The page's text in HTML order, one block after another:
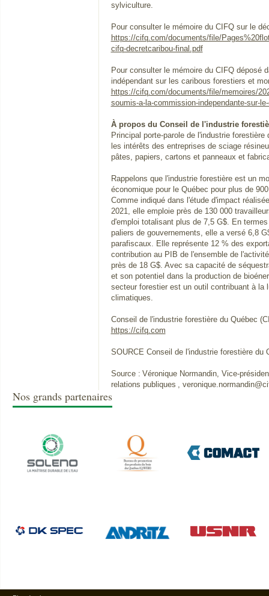
sylviculture.
Pour consulter le mémoire du CIFQ sur le
https://cifq.com/documents/file/
cifq-decretcaribou-final.pdf
Pour consulter le mémoire du CIFQ déposé
indépendant sur les caribous forestiers et
https://cifq.com/documents/file/memoires/
soumis-a-la-commission-independante-sur-
À propos du Conseil de l'industrie
Principal porte-parole de l'industrie
les intérêts des entreprises de sciage
pâtes, papiers, cartons et panneaux et
Rappelons que l'industrie forestière est un
économique pour le Québec pour plus de
Comme indiqué dans l'étude d'impact
2021, elle emploie près de 130 000
d'emploi totalisant plus de 7,5 G$. En
paliers de gouvernements, elle a versé 6,8
parafiscaux. Elle représente 12 % des
contribution au PIB de l'ensemble de
près de 18 G$. Avec sa capacité de
et son potentiel dans la production de
secteur forestier est un outil contribuant à la
climatiques.
Conseil de l'industrie forestière du Québec
https://cifq.com
SOURCE Conseil de l'industrie forestière du
Source : Véronique Normandin, Vice-
relations publiques ,
Nos grands partenaires